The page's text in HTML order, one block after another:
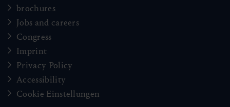
brochures
Jobs and careers
Congress
Imprint
Privacy Policy
Accessibility
Cookie Einstellungen